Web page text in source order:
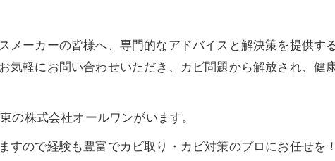
メーカーの皆様へ、専門的なアドバイスと解決策を提供す
気軽にお問い合わせいただき、カビ問題から解放され、健
の株式会社オールワンがいます。
すので経験も豊富でカビ取り・カビ対策のプロにお任せを！